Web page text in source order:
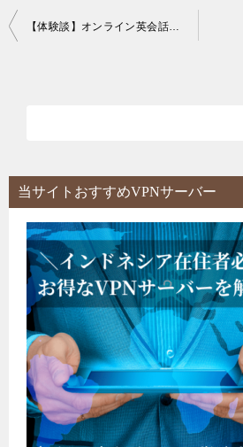
投
シ
ョ
【体験談】オンライン英会話スパトレに対する感想とリアルな口コミ評判まとめ！
当サイトおすすめVPNサーバー